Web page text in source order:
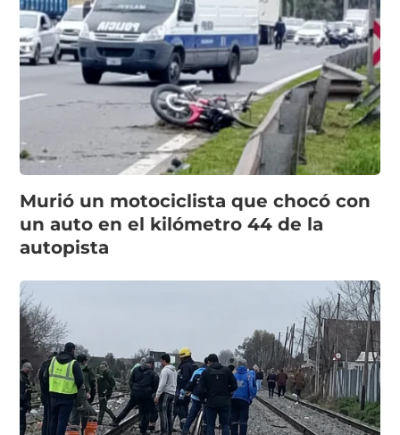
Murió un motociclista que chocó con
un auto en el kilómetro 44 de la
autopista